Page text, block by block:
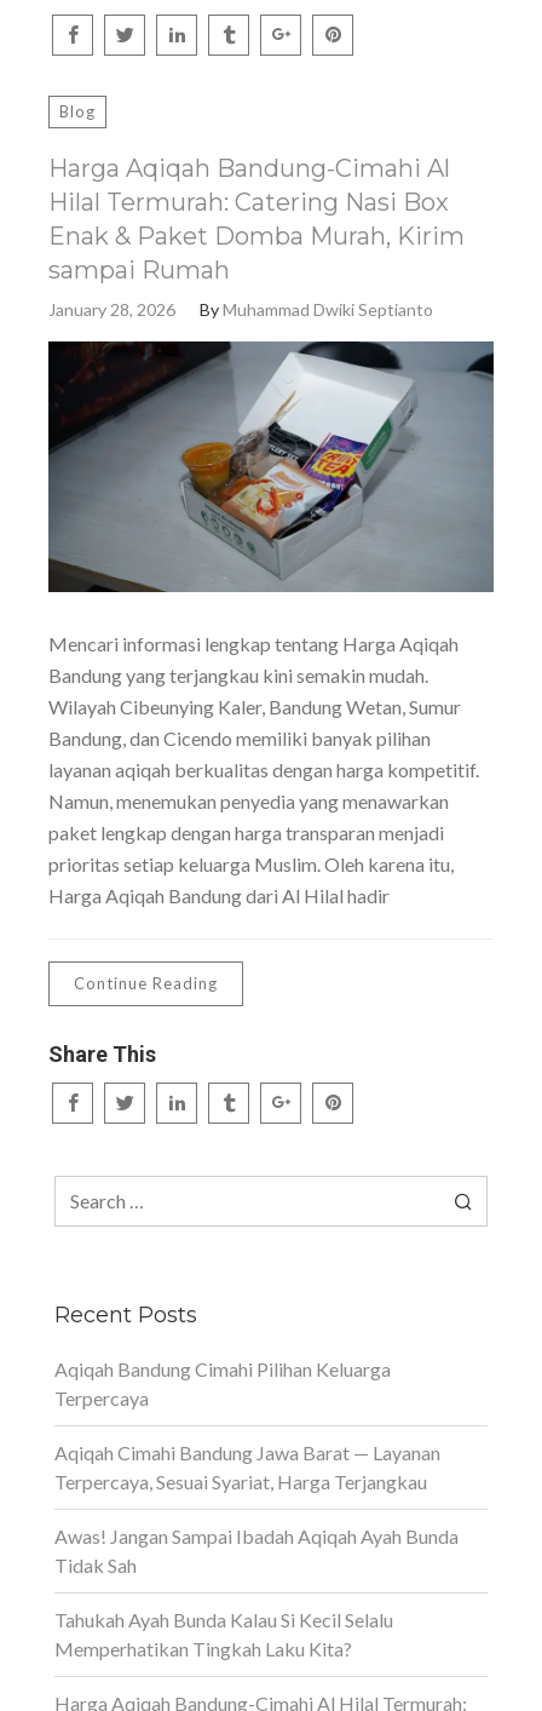
Blog
Harga Aqiqah Bandung-Cimahi Al
Hilal Termurah: Catering Nasi Box
Enak & Paket Domba Murah, Kirim
sampai Rumah
January 28, 2026 ByMuhammad Dwiki Septianto
Mencari informasi lengkap tentang Harga Aqiqah
Bandung yang terjangkau kini semakin mudah.
Wilayah Cibeunying Kaler, Bandung Wetan, Sumur
Bandung, dan Cicendo memiliki banyak pilihan
layanan aqiqah berkualitas dengan harga kompetitif.
Namun, menemukan penyedia yang menawarkan
paket lengkap dengan harga transparan menjadi
prioritas setiap keluarga Muslim. Oleh karena itu,
Harga Aqiqah Bandung dari Al Hilal hadir
Continue Reading
Share This
Recent Posts
Aqiqah Bandung Cimahi Pilihan Keluarga
Terpercaya
Aqiqah Cimahi Bandung Jawa Barat — Layanan
Terpercaya, Sesuai Syariat, Harga Terjangkau
Awas! Jangan Sampai Ibadah Aqiqah Ayah Bunda
Tidak Sah
Tahukah Ayah Bunda Kalau Si Kecil Selalu
Memperhatikan Tingkah Laku Kita?
Harga Aqiqah Bandung-Cimahi Al Hilal Termurah: